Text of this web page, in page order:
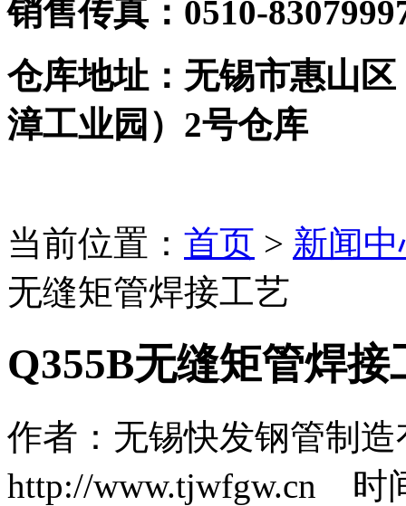
销售传真：0510-
仓库地址：无锡市惠山
漳工业园）2号仓库
当前位置： 首页 > 新闻
无缝矩管焊接工艺
Q355B无缝矩管焊接
作者：无锡快发钢管制
http://www.tjwfgw.cn 时